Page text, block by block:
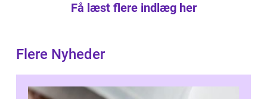
Få læst flere indlæg her
Flere Nyheder